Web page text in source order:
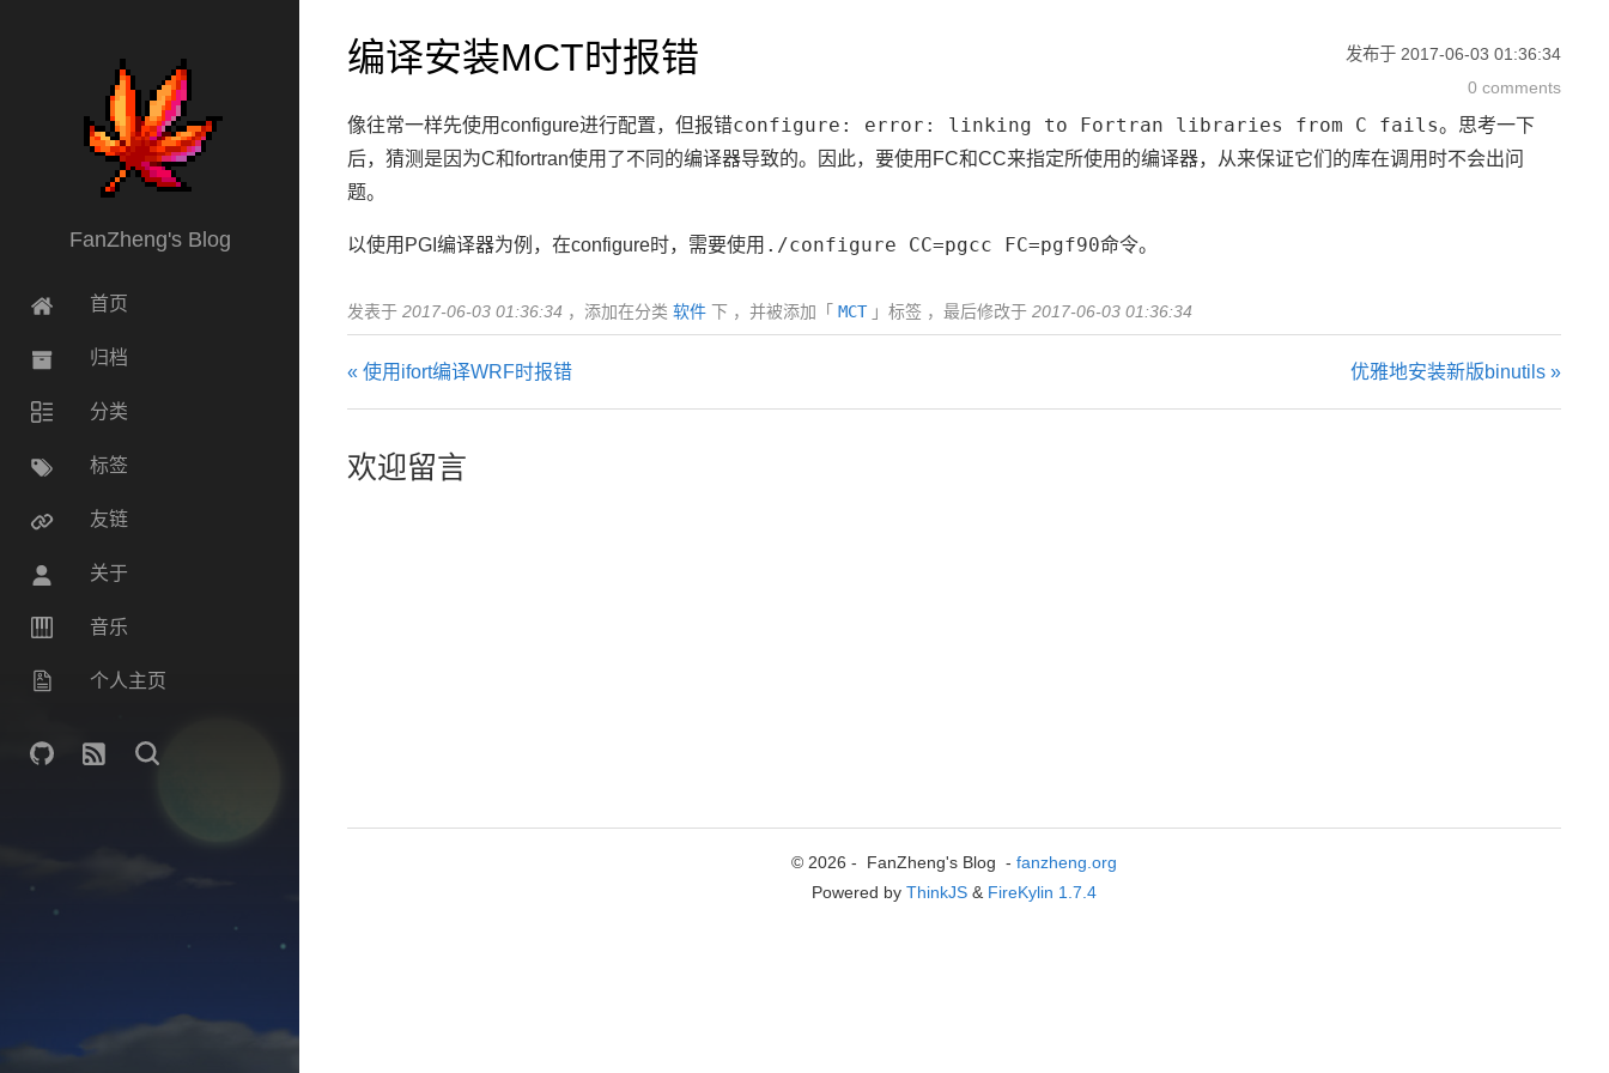
FanZheng's Blog
首页
归档
分类
标签
友链
关于
音乐
个人主页
发布于 2017-06-03 01:36:34
0 comments
编译安装MCT时报错
像往常一样先使用configure进行配置，但报错configure: error: linking to Fortran libraries from C fails。思考一下
后，猜测是因为C和fortran使用了不同的编译器导致的。因此，要使用FC和CC来指定所使用的编译器，从来保证它们的库在调用时不会出问
题。
以使用PGI编译器为例，在configure时，需要使用 ./configure CC=pgcc FC=pgf90命令。
发表于 2017-06-03 01:36:34 ，添加在分类 软件 下 ，并被添加「 MCT 」标签 ，最后修改于 2017-06-03 01:36:34
« 使用ifort编译WRF时报错 优雅地安装新版binutils »
欢迎留言
© 2026 - FanZheng's Blog - fanzheng.org
Powered by ThinkJS & FireKylin 1.7.4